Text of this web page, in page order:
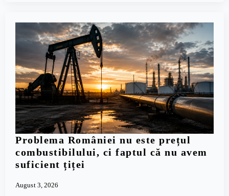
Problema României nu este prețul
combustibilului, ci faptul că nu avem
suficient țiței
August 3, 2026